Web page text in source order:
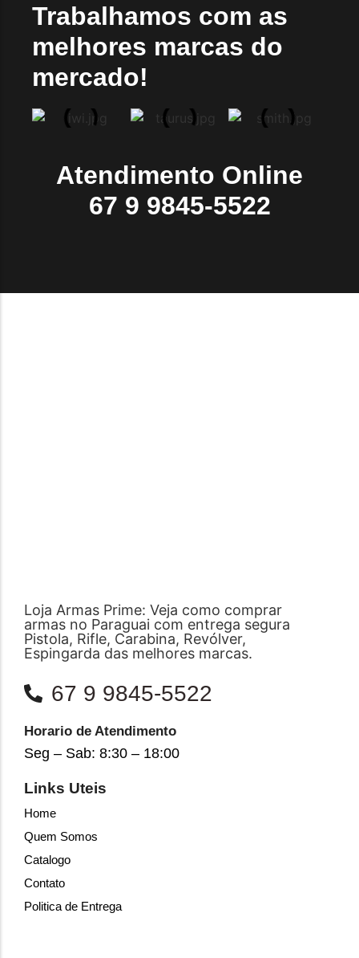
Trabalhamos com as
melhores marcas do
mercado!
Atendimento Online
67 9 9845-5522
Loja Armas Prime: Veja como comprar
armas no Paraguai com entrega segura
Pistola, Rifle, Carabina, Revólver,
Espingarda das melhores marcas.
67 9 9845-5522
Horario de Atendimento
Seg – Sab: 8:30 – 18:00
Links Uteis
Home
Quem Somos
Catalogo
Contato
Politica de Entrega